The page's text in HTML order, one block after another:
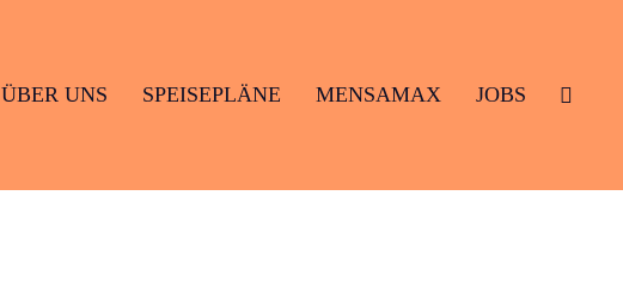
ÜBER UNS SPEISEPLÄNE MENSAMAX JOBS